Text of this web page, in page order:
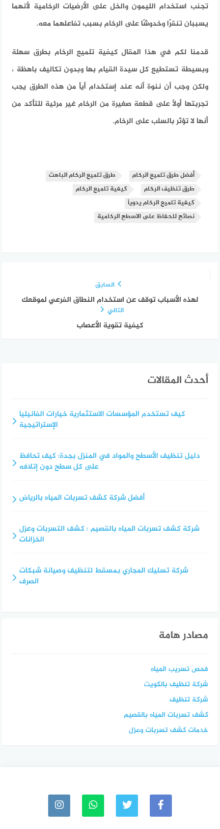
تجنب استخدام الليمون والخل على الأرضيات الرخامية لأنهما
يسببان تنقرًا وخدوشًا على الرخام بسبب تفاعلهما معه.
قدمنا لكم في هذا المقال كيفية تلميع الرخام بطرق سهلة
وبسيطة تستطيع كل سيدة القيام بها وبدون تكاليف باهظة ،
ولكن وجب أن ننوة أنه عند إستخدام أياً من هذه الطرق يجب
تجربتها أولاً على قطعة صغيرة من الرخام غير مرئية للتأكد من
أنها لا تؤثر بالسلب على الرخام.
أفضل طرق تلميع الرخام
طرق تلميع الرخام الباهت
طرق تنظيف الرخام
كيفية تلميع الرخام
كيفية تلميع الرخام يدوياً
نصائح للحفاظ على الاسطح الرخامية
السابق
لهذه الأسباب توقف عن استخدام النطاق الفرعي لموقعك
التالي
كيفية تقوية الأعصاب
أحدث المقالات
كيف تستخدم المؤسسات الاستثمارية خيارات الفانيليا
الإستراتيجية
دليل تنظيف الأسطح والمواد في المنزل بجدة: كيف تحافظ
على كل سطح دون إتلافه
أفضل شركة كشف تسربات المياه بالرياض
شركة كشف تسربات المياه بالقصيم : كشف التسربات وعزل
الخزانات
شركة تسليك المجاري بمسقط لتنظيف وصيانة شبكات
الصرف
مصادر هامة
فحص تسريب المياه
شركة تنظيف بالكويت
شركة تنظيف
كشف تسربات المياه بالقصيم
خدمات كشف تسربات وعزل